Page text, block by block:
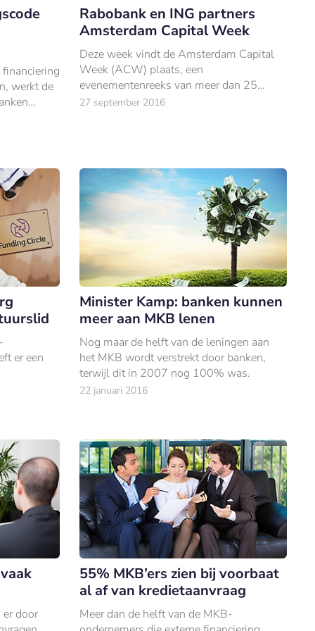
werkt de
van
Rabobank en ING partners
Amsterdam Capital Week
Deze week vindt de Amsterdam Capital
Week (ACW) plaats, een
evenementenreeks van meer dan 25
evenementen in Amsterdam waarbij ruim
27 september 2016
er een
Minister Kamp: banken kunnen
meer aan MKB lenen
Nog maar de helft van de leningen aan
het MKB wordt verstrekt door banken,
terwijl dit in 2007 nog 100% was.
22 januari 2016
door
55% MKB’ers zien bij voorbaat
al af van kredietaanvraag
Meer dan de helft van de MKB-